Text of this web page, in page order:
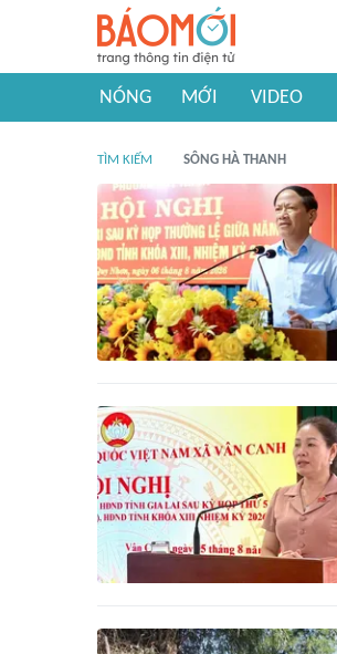
NÓNG MỚI VIDEO
TÌM KIẾM SÔNG HÀ THANH